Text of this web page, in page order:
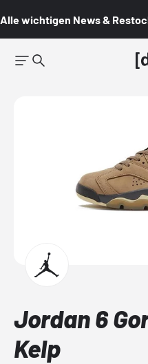
Alle wichtigen News &
Jordan 6
Kelp